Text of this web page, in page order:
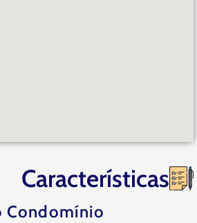
Características
Condomínio